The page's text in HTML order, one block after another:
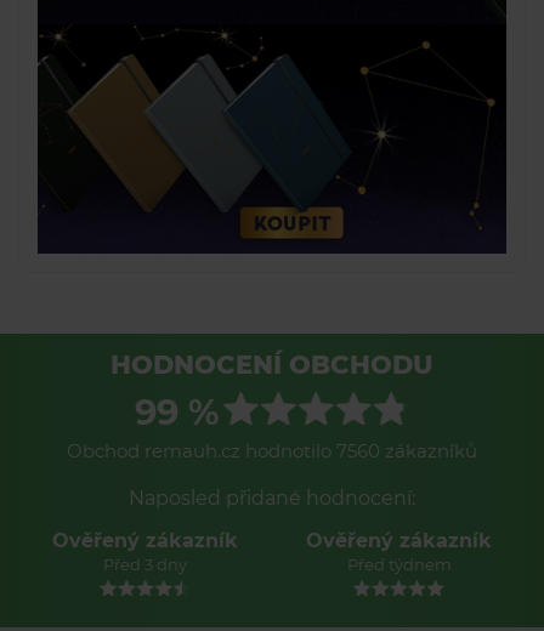
HODNOCENÍ OBCHODU
99 %
Obchod remauh.cz hodnotilo 7560 zákazníků
Naposled přidané hodnocení:
Ověřený zákazník
Před 3 dny
Ověřený zákazník
Před týdnem